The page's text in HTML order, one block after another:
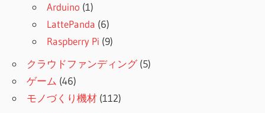
Arduino (1)
LattePanda (6)
Raspberry Pi (9)
クラウドファンディング(5)
ゲーム (46)
モノづくり機材 (112)